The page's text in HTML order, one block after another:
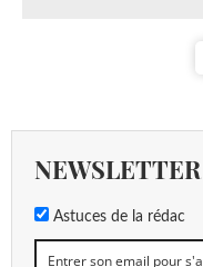
NEWSLETTER
Astuces de la rédac